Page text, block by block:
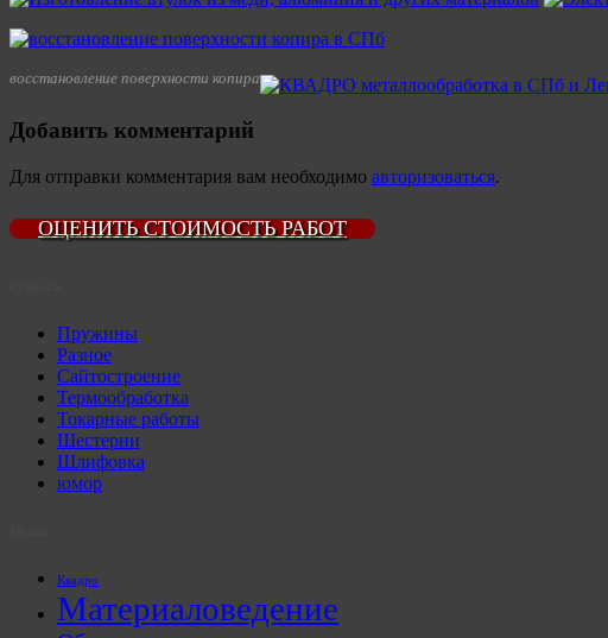
восстановление поверхности копира
Добавить комментарий
Для отправки комментария вам необходимо авторизоваться.
ОЦЕНИТЬ СТОИМОСТЬ РАБОТ
Пружины
Разное
Сайтостроение
Термообработка
Токарные работы
Шестерни
Шлифовка
юмор
Квадро
Материаловедение